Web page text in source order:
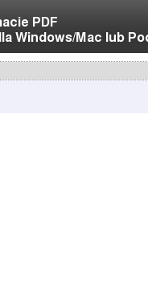
PDF
Windows/Mac lub